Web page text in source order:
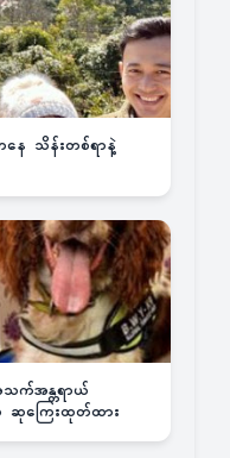
နေ သိန်းတစ်ရာနဲ့
က်အန္တရာယ်
ဆုကြေးထုတ်ထား